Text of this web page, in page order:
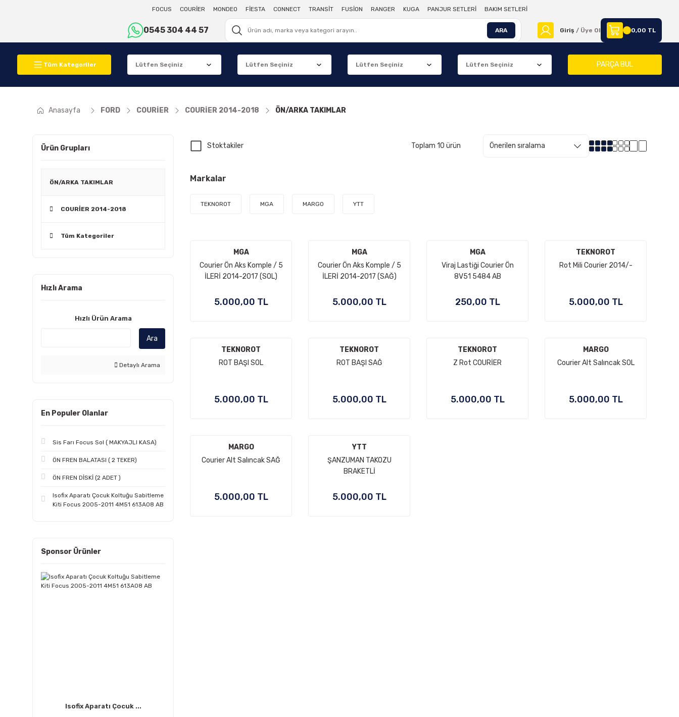
FOCUS COURİER MONDEO FİESTA CONNECT TRANSİT FUSİON RANGER KUGA PANJUR SETLERİ BAKIM SETLERİ
0545 304 44 57 ARA Giriş / Üye Ol 0,00 TL
Tüm Kategoriler PARÇA BUL
Anasayfa FORD COURİER COURİER 2014-2018 ÖN/ARKA TAKIMLAR
Ürün Grupları
ÖN/ARKA TAKIMLAR
COURİER 2014-2018
Tüm Kategoriler
Hızlı Arama
Hızlı Ürün Arama
Ara
Detaylı Arama
En Populer Olanlar
Sis Farı Focus Sol ( MAKYAJLI KASA)
ÖN FREN BALATASI ( 2 TEKER)
ÖN FREN DİSKİ (2 ADET )
Isofix Aparatı Çocuk Koltuğu Sabitleme
Kiti Focus 2005-2011 4M51 613A08 AB
Sponsor Ürünler
Isofix Aparatı Çocuk ...
Stoktakiler Toplam 10 ürün
Markalar
TEKNOROT MGA MARGO YTT
MGA
Courier Ön Aks Komple / 5
İLERİ 2014-2017 (SOL)
5.000,00 TL
MGA
Courier Ön Aks Komple / 5
İLERİ 2014-2017 (SAĞ)
5.000,00 TL
MGA
Viraj Lastiği Courier Ön
8V51 5484 AB
250,00 TL
TEKNOROT
Rot Mili Courier 2014/-
5.000,00 TL
TEKNOROT
ROT BAŞI SOL
5.000,00 TL
TEKNOROT
ROT BAŞI SAĞ
5.000,00 TL
TEKNOROT
Z Rot COURİER
5.000,00 TL
MARGO
Courier Alt Salıncak SOL
5.000,00 TL
MARGO
Courier Alt Salıncak SAĞ
5.000,00 TL
YTT
ŞANZUMAN TAKOZU
BRAKETLİ
5.000,00 TL